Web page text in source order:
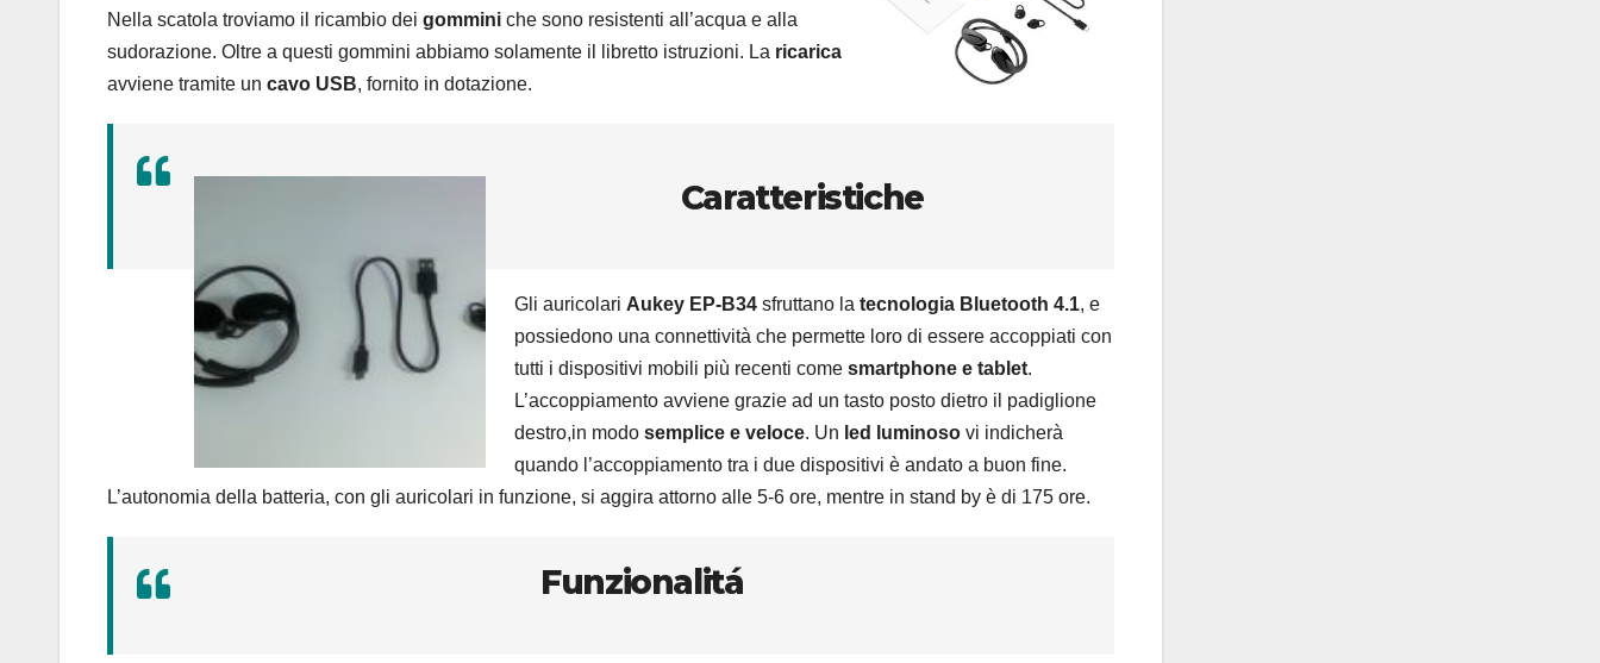
Nella scatola troviamo il ricambio dei gommini che sono resistenti all’acqua e alla
sudorazione. Oltre a questi gommini abbiamo solamente il libretto istruzioni. La ricarica
avviene tramite un cavo USB, fornito in dotazione.
Caratteristiche
Gli auricolari Aukey EP-B34 sfruttano la tecnologia Bluetooth 4.1, e
possiedono una connettività che permette loro di essere accoppiati con
tutti i dispositivi mobili più recenti come smartphone e tablet.
L’accoppiamento avviene grazie ad un tasto posto dietro il padiglione
destro,in modo semplice e veloce. Un led luminoso vi indicherà
quando l’accoppiamento tra i due dispositivi è andato a buon fine.
L’autonomia della batteria, con gli auricolari in funzione, si aggira attorno alle 5-6 ore, mentre in stand by è di 175 ore.
Funzionalitá